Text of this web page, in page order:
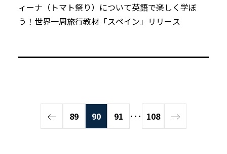
ィーナ（トマト祭り）について英語で楽しく学ぼ
う！世界一周旅行教材「スペイン」リリース
89 90 91 ･･･ 108